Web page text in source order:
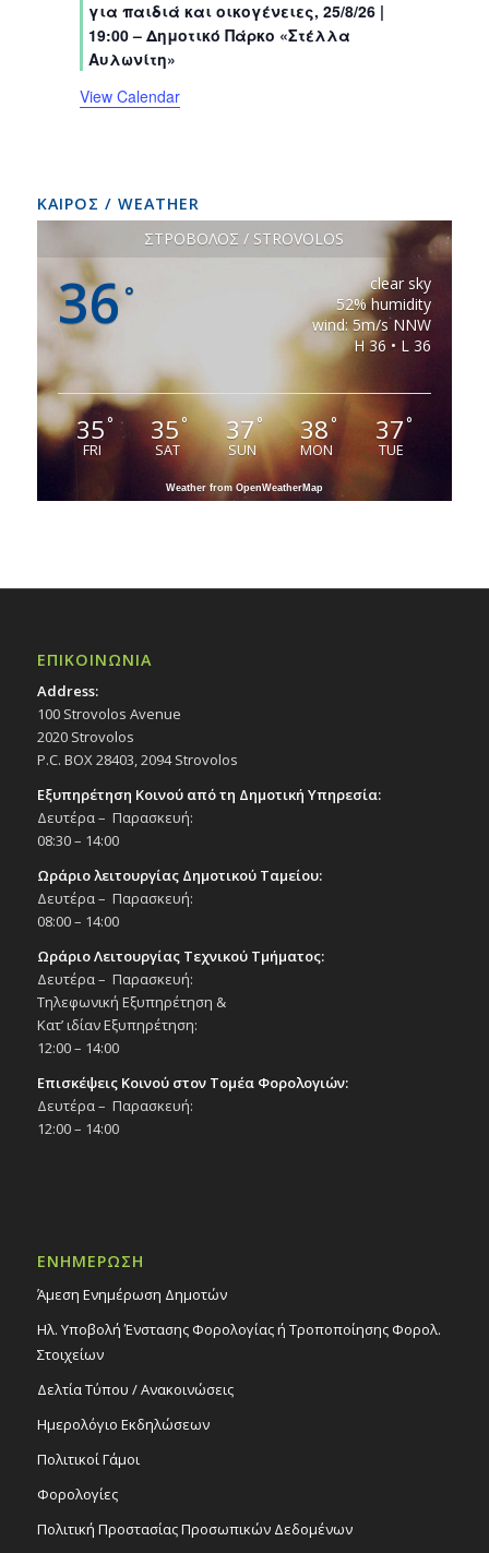
sss sss
για παιδιά και οικογένειες, 25/8/26 |
19:00 – Δημοτικό Πάρκο «Στέλλα
Αυλωνίτη»
View Calendar
ΚΑΙΡΟΣ / WEATHER
ΣΤΡΟΒΟΛΟΣ / STROVOLOS
36 °
clear sky
52% humidity
wind: 5m/s NNW
H 36 • L 36
35°
FRI
35°
SAT
37°
SUN
38°
MON
37°
TUE
Weather from OpenWeatherMap
ΕΠΙΚΟΙΝΩΝΙΑ
Address:
100 Strovolos Avenue
2020 Strovolos
P.C. BOX 28403, 2094 Strovolos
Εξυπηρέτηση Κοινού από τη Δημοτική Υπηρεσία:
Δευτέρα – Παρασκευή:
08:30 – 14:00
Ωράριο λειτουργίας Δημοτικού Ταμείου:
Δευτέρα – Παρασκευή:
08:00 – 14:00
Ωράριο Λειτουργίας Τεχνικού Τμήματος:
Δευτέρα – Παρασκευή:
Τηλεφωνική Εξυπηρέτηση &
Κατ’ ιδίαν Εξυπηρέτηση:
12:00 – 14:00
Επισκέψεις Κοινού στον Τομέα Φορολογιών:
Δευτέρα – Παρασκευή:
12:00 – 14:00
ΕΝΗΜΕΡΩΣΗ
Άμεση Ενημέρωση Δημοτών
Ηλ. Υποβολή Ένστασης Φορολογίας ή Τροποποίησης Φορολ.
Στοιχείων
Δελτία Τύπου / Ανακοινώσεις
Ημερολόγιο Εκδηλώσεων
Πολιτικοί Γάμοι
Φορολογίες
Πολιτική Προστασίας Προσωπικών Δεδομένων